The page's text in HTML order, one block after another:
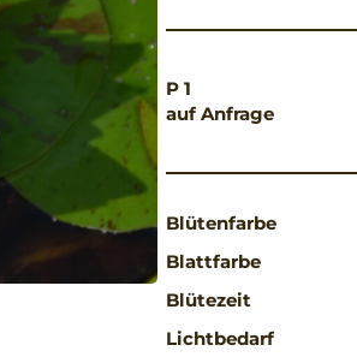
P 1
auf Anfrage
Blütenfarbe
Blattfarbe
Blütezeit
Lichtbedarf